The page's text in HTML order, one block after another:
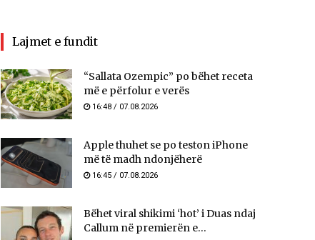
Lajmet e fundit
“Sallata Ozempic” po bëhet receta
më e përfolur e verës
16:48 / 07.08.2026
Apple thuhet se po teston iPhone
më të madh ndonjëherë
16:45 / 07.08.2026
Bëhet viral shikimi ‘hot’ i Duas ndaj
Callum në premierën e...